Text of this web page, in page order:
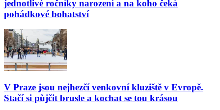
jednotlivé ročníky narození a na koho čeká
pohádkové bohatství
V Praze jsou nejhezčí venkovní kluziště v Evropě.
Stačí si půjčit brusle a kochat se tou krásou